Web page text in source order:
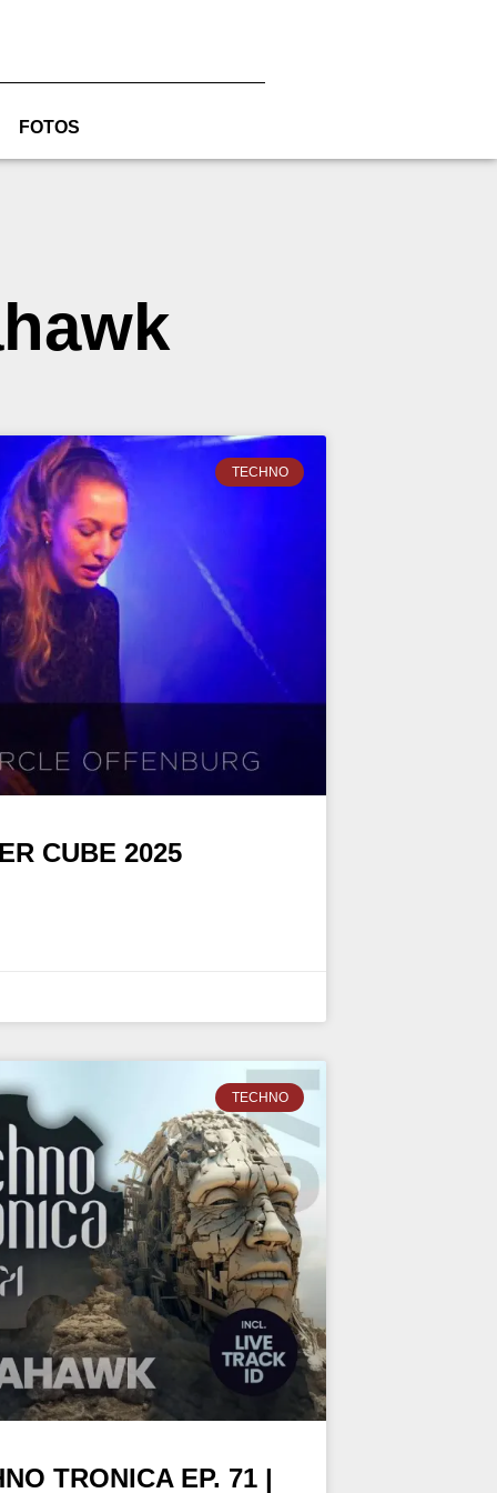
FOTOS
TECHNO
CUBE 2025
TECHNO
TRONICA EP. 71 |